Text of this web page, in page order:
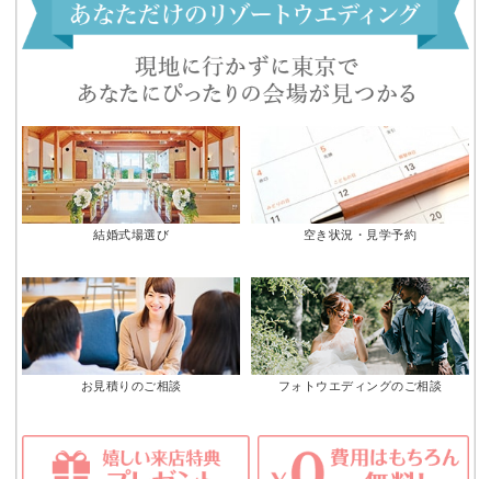
結婚式場選び 空き状況・見学予約
お見積りのご相談 フォトウエディングのご相談